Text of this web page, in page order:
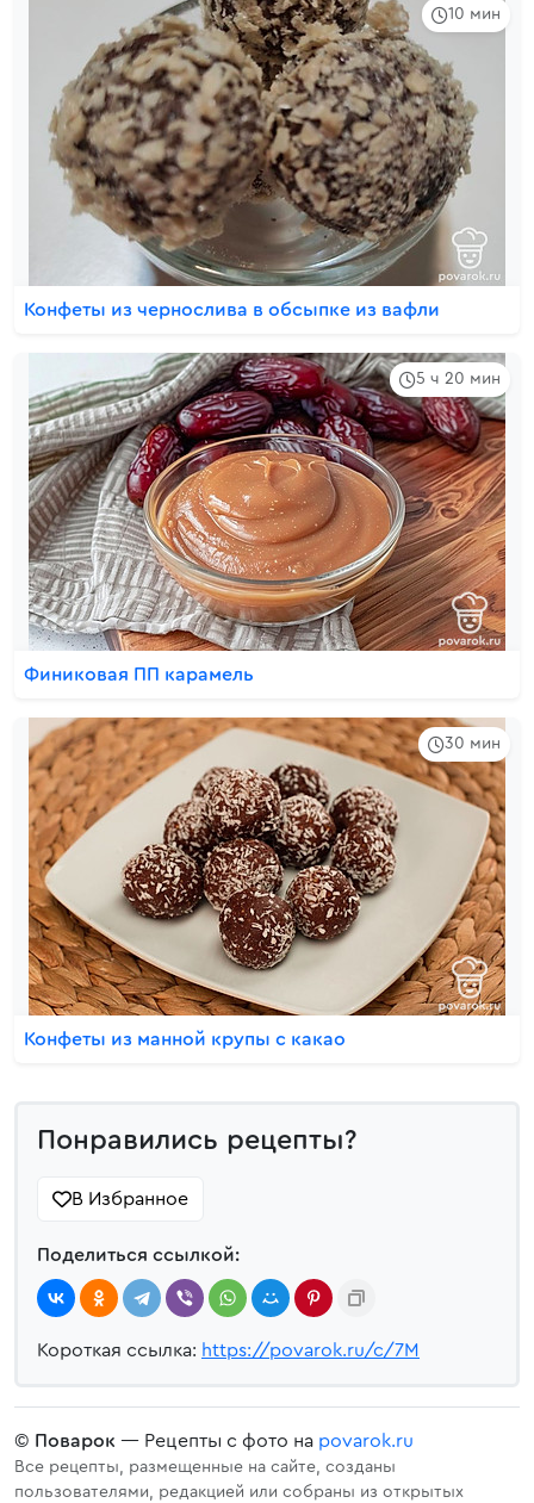
10 мин
Конфеты из чернослива в обсыпке из вафли
5 ч 20 мин
Финиковая ПП карамель
30 мин
Конфеты из манной крупы с какао
Понравились рецепты?
В Избранное
Поделиться ссылкой:
Короткая ссылка: https://povarok.ru/c/7M
© Поварок — Рецепты с фото на povarok.ru
Все рецепты, размещенные на сайте, созданы
пользователями, редакцией или собраны из открытых